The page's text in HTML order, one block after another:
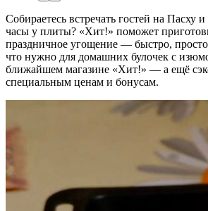
Собираетесь встречать гостей на Пасху и
часы у плиты? «Хит!» поможет
праздничное угощение — быстро,
что нужно для домашних булочек с
ближайшем магазине «Хит!» — а ещё
специальным ценам и бонусам.